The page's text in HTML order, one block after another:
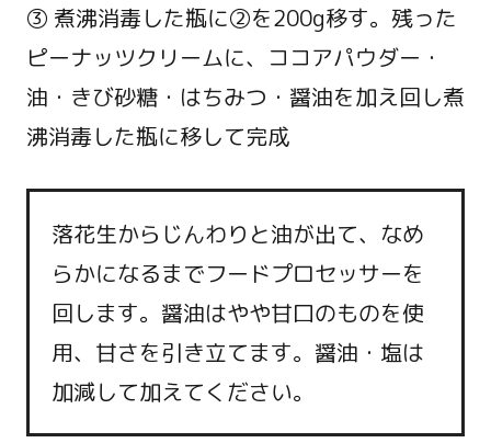
③ 煮沸消毒した瓶に②を200g移す。残った
ピーナッツクリームに、ココアパウダー・
油・きび砂糖・はちみつ・醤油を加え回し煮
沸消毒した瓶に移して完成
落花生からじんわりと油が出て、なめ
らかになるまでフードプロセッサーを
回します。醤油はやや甘口のものを使
用、甘さを引き立てます。醤油・塩は
加減して加えてください。